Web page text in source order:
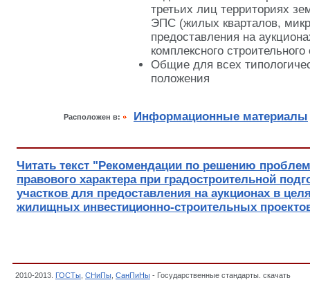
третьих лиц территориях
ЭПС (жилых кварталов,
предоставления на
комплексного
Общие для всех
положения
Расположен в: Информационные материалы
Читать текст "Рекомендации по решению
правового характера при градостроительной
участков для предоставления на аукционах в
жилищных инвестиционно-строительных
2010-2013. ГОСТы СНиПы СанПиНы - Государственные стандарты. скачать